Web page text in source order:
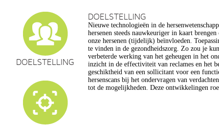
DOELSTELLING
DOELSTELLING
Nieuwe technologieën in de
hersenen steeds nauwkeuriger in kaart
onze hersenen (tijdelijk) beïnvloeden.
te vinden in de gezondheidszorg. Zo zou je
verbeterde werking van het geheugen in het
inzicht in de effectiviteit van reclames en het
geschiktheid van een sollicitant voor een
hersenscans bij het ondervragen van
tot de mogelijkheden. Deze ontwikkelingen
vragen op, onder meer op het gebied van de
privacy, gelijkheid, stigmatisering),
en veranderingen in ons normen en waarden
commerciële toepassing van een aantal van
een extra reden voor zorg. Het doel van dit
maatschappelijk verantwoorde ontwikkeling van
de hersenwetenschappen te realiseren,